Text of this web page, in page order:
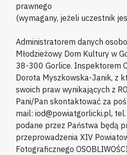
prawnego
(wymagany, jeżeli uczestnik
Administratorem danych
Młodzieżowy Dom Kultury w
38-300 Gorlice. Inspektorem
Dorota Myszkowska-Janik, z
swoich praw wynikających z
Pani/Pan skontaktować za
mail: iod@powiatgorlicki.pl,
podane przez Państwa będą
przeprowadzenia XIV
Fotograficznego